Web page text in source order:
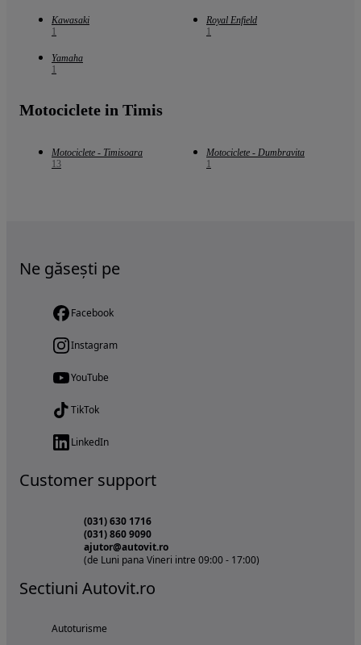
Kawasaki
1
Royal Enfield
1
Yamaha
1
Motociclete in Timis
Motociclete - Timisoara
13
Motociclete - Dumbravita
1
Ne găsești pe
Facebook
Instagram
YouTube
TikTok
LinkedIn
Customer support
(031) 630 1716
(031) 860 9090
ajutor@autovit.ro
(de Luni pana Vineri intre 09:00 - 17:00)
Sectiuni Autovit.ro
Autoturisme